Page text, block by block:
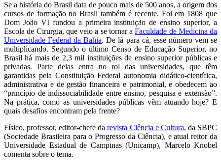
Se a história do Brasil data de pouco mais de 500 anos, a origem dos
cursos de formação no Brasil também é recente. Foi em 1808 que
Dom João VI fundou a primeira instituição de ensino superior, a
Escola de Cirurgia, que veio a se tornar aFaculdade de Medicina da
Universidade Federal da Bahia. De lá para cá, esse número vem se
multiplicando. Segundo o último Censo de Educação Superior, no
Brasil há mais de 2,3 mil instituições de ensino superior públicas e
privadas. Parte delas entra no rol das universidades, que têm
garantidas pela Constituição Federal autonomia didático-científica,
administrativa e de gestão financeira e patrimonial, e obedecem ao
“princípio de indissociabilidade entre ensino, pesquisa e extensão”.
Na prática, como as universidades públicas vêm atuando hoje? E
quais desafios encontram pela frente?
Físico, professor, editor-chefe darevista Ciência e Cultura, da SBPC
(Sociedade Brasileira para o Progresso da Ciência), e atual reitor da
Universidade Estadual de Campinas (Unicamp), Marcelo Knobel
comenta sobre o tema.